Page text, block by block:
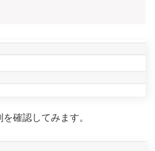
確認してみます。